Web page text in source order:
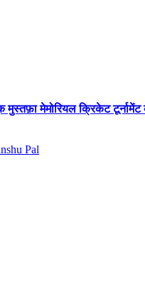
मुस्तफ़ा मेमोरियल क्रिकेट टूर्नामेंट
Pal